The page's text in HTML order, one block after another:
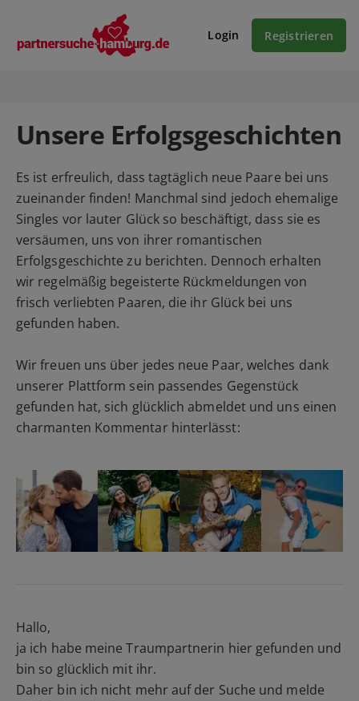
Login Registrieren
Unsere Erfolgsgeschichten
Es ist erfreulich, dass tagtäglich neue Paare bei uns
zueinander finden! Manchmal sind jedoch ehemalige
Singles vor lauter Glück so beschäftigt, dass sie es
versäumen, uns von ihrer romantischen
Erfolgsgeschichte zu berichten. Dennoch erhalten
wir regelmäßig begeisterte Rückmeldungen von
frisch verliebten Paaren, die ihr Glück bei uns
gefunden haben.
Wir freuen uns über jedes neue Paar, welches dank
unserer Plattform sein passendes Gegenstück
gefunden hat, sich glücklich abmeldet und uns einen
charmanten Kommentar hinterlässt:
Hallo,
ja ich habe meine Traumpartnerin hier gefunden und
bin so glücklich mit ihr.
Daher bin ich nicht mehr auf der Suche und melde